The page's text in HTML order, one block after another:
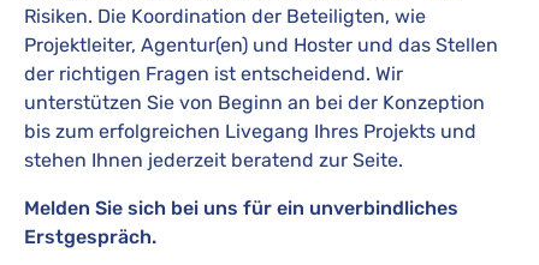
Risiken. Die Koordination der Beteiligten, wie
Projektleiter, Agentur(en) und Hoster und das Stellen
der richtigen Fragen ist entscheidend. Wir
unterstützen Sie von Beginn an bei der Konzeption
bis zum erfolgreichen Livegang Ihres Projekts und
stehen Ihnen jederzeit beratend zur Seite.
Melden Sie sich bei uns für ein unverbindliches
Erstgespräch.